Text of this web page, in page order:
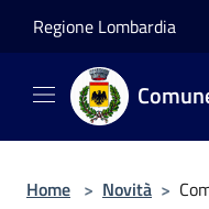
Regione Lombardia
Home > Novità >